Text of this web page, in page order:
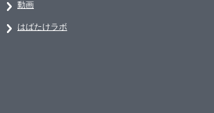
動画
はばたけラボ